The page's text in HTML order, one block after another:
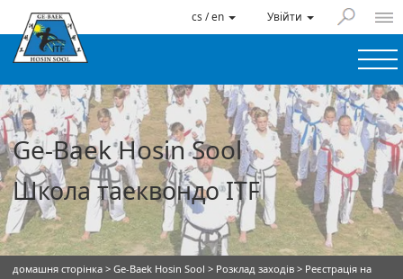
cs / en Увійти
Ge-Baek Hosin Sool
Школа таеквондо ITF
домашня сторінка > Ge-Baek Hosin Sool > Розклад заходів > Реєстрація на